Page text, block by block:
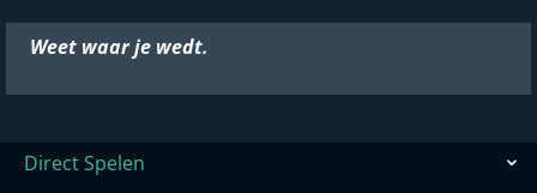
Weet waar je wedt.
Direct Spelen